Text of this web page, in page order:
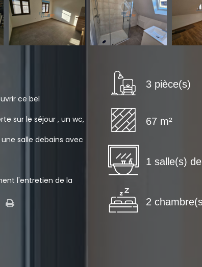
ce bel
sur le séjour , un wc,
salle debains avec
l'entretien de la
3 pièce(s)
67 m²
1 salle(s)
2